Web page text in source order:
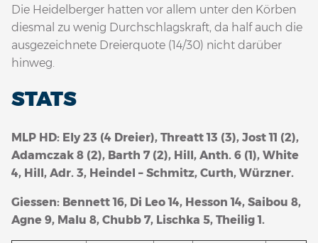
Die Heidelberger hatten vor allem unter den Körben
diesmal zu wenig Durchschlagskraft, da half auch die
ausgezeichnete Dreierquote (14/30) nicht darüber
hinweg.
STATS
MLP HD: Ely 23 (4 Dreier), Threatt 13 (3), Jost 11 (2),
Adamczak 8 (2), Barth 7 (2), Hill, Anth. 6 (1), White
4, Hill, Adr. 3, Heindel – Schmitz, Curth, Würzner.
Giessen: Bennett 16, Di Leo 14, Hesson 14, Saibou 8,
Agne 9, Malu 8, Chubb 7, Lischka 5, Theilig 1.